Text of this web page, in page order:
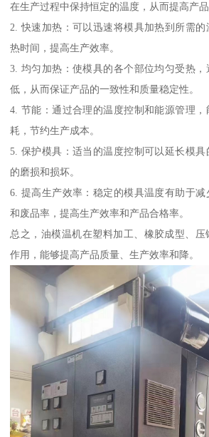
在生产过程中保持恒定的温度，从而提高产
2. 快速加热：可以迅速将模具加热到所需
热时间，提高生产效率。
3. 均匀加热：使模具的各个部位均匀受热
低，从而保证产品的一致性和质量稳定性。
4. 节能：通过合理的温度控制和能源管理
耗，节约生产成本。
5. 保护模具：适当的温度控制可以延长模
的磨损和损坏。
6. 提高生产效率：稳定的模具温度有助于
和废品率，提高生产效率和产品合格率。
总之，油模温机在塑料加工、橡胶成型、
作用，能够提高产品质量、生产效率和降。